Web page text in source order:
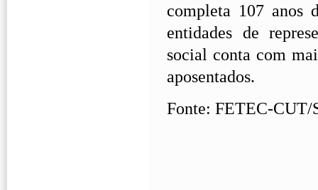
completa 107 anos
entidades de
social conta com
aposentados.
Fonte: FETEC-CUT/